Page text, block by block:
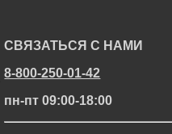
СВЯЗАТЬСЯ С НАМИ
8-800-250-01-42
пн-пт 09:00-18:00